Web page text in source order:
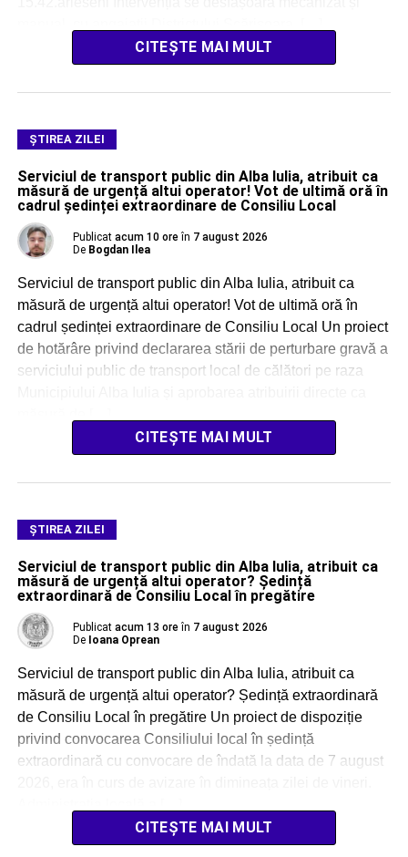
CITEȘTE MAI MULT
ŞTIREA ZILEI
Serviciul de transport public din Alba Iulia, atribuit ca
măsură de urgență altui operator! Vot de ultimă oră în
cadrul ședinței extraordinare de Consiliu Local
Publicat acum 10 ore în 7 august 2026
De Bogdan Ilea
Serviciul de transport public din Alba Iulia, atribuit ca
măsură de urgență altui operator! Vot de ultimă oră în
cadrul ședinței extraordinare de Consiliu Local Un proiect
de hotărâre privind declararea stării de perturbare gravă a
serviciului public de transport local de călători pe raza
CITEȘTE MAI MULT
ŞTIREA ZILEI
Serviciul de transport public din Alba Iulia, atribuit ca
măsură de urgență altui operator? Ședință
extraordinară de Consiliu Local în pregătire
Publicat acum 13 ore în 7 august 2026
De Ioana Oprean
Serviciul de transport public din Alba Iulia, atribuit ca
măsură de urgență altui operator? Ședință extraordinară
de Consiliu Local în pregătire Un proiect de dispoziție
privind convocarea Consiliului local în ședință
extraordinară cu convocare de îndată la data de 7 august
CITEȘTE MAI MULT